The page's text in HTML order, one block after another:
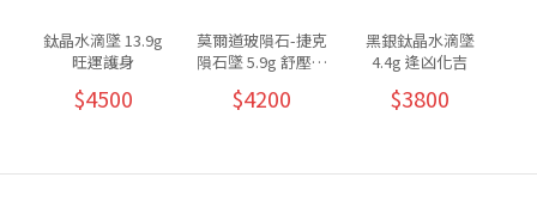
鈦晶水滴墜 13.9g
旺運護身
$4500
莫爾道玻隕石-捷克
隕石墜 5.9g 舒壓放
$4200
黑銀鈦晶水滴墜
4.4g 逢凶化吉
$3800